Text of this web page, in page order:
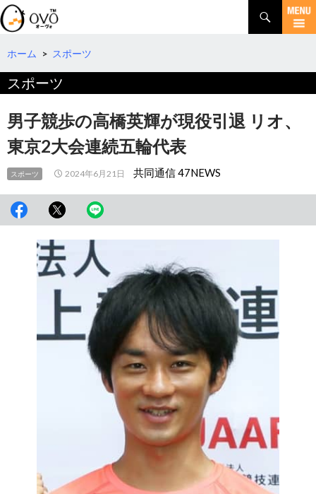
検
索
コ
テ
へ
動
ホーム > スポーツ
スポーツ
男子競歩の高橋英輝が現役引退 リオ、
東京2大会連続五輪代表
スポーツ 2024年6月21日 共同通信 47NEWS